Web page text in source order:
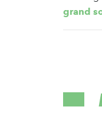
grand